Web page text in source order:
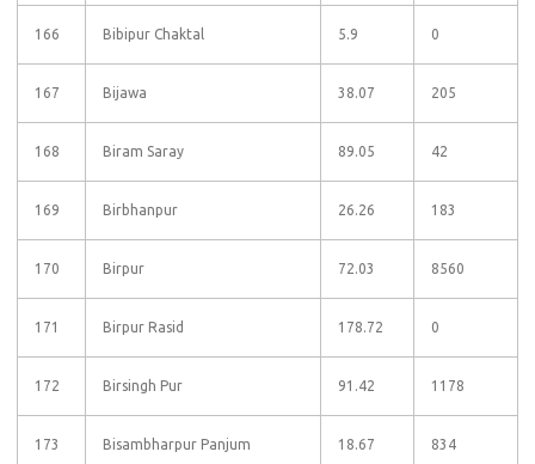
166 Bibipur Chaktal 5.9 0
167 Bijawa 38.07 205
168 Biram Saray 89.05 42
169 Birbhanpur 26.26 183
170 Birpur 72.03 8560
171 Birpur Rasid 178.72 0
172 Birsingh Pur 91.42 1178
173 Bisambharpur Panjum 18.67 834